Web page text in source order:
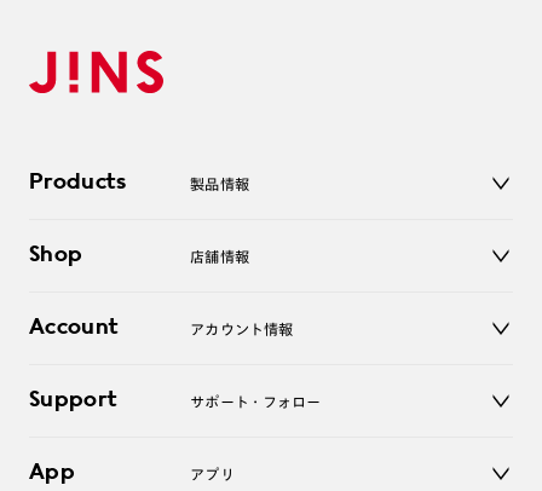
Products 製品情報
サングラス
コンタクトレンズ
アクセサリー
Shop 店舗情報
オンラインショップ
Account アカウント情報
ログアウト
Support サポート・フォロー
よくあるご質問
App アプリ